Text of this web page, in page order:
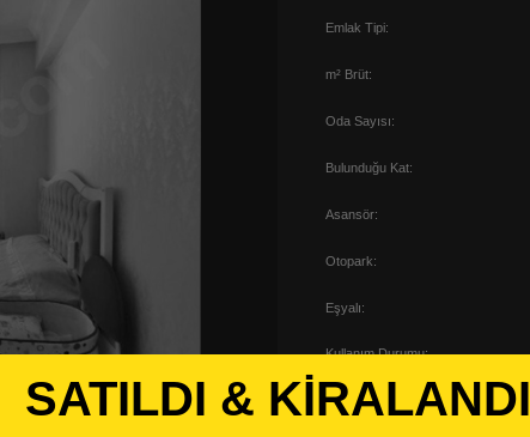
SATILDI & KİRALANDI
Emlak Tipi:
m² Brüt:
Oda Sayısı:
Bulunduğu Kat:
Asansör:
Otopark:
Eşyalı:
Kullanım Durumu:
Site İçerisinde: